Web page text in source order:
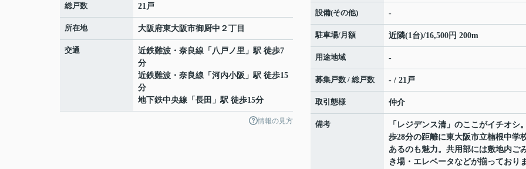
総戸数 21戸
所在地 大阪府東大阪市御厨中 ２丁目
交通 近鉄難波・奈良線 「 八戸ノ里 」駅 徒歩7
分
近鉄難波・奈良線 「 河内小阪 」駅 徒歩15
分
地下鉄中央線 「 長田 」駅 徒歩15分
情報の見方
設備(その他) -
駐車場/月額 近隣(1台)/16,500円 200m
用途地域 -
募集戸数 / 総戸数 - / 21戸
取引態様 仲介
備考
「レジデンス清」のここがイチオシ
歩28分の距離に東大阪市立楠根中学
あるのも魅力。共用部には敷地内ご
き場・エレベータなどが揃っており